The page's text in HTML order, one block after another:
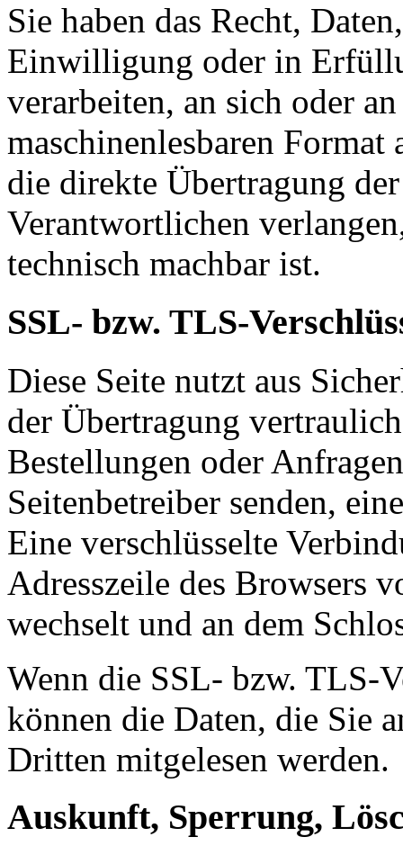
Sie haben das Recht,
Einwilligung oder in
verarbeiten, an sich oder
maschinenlesbaren Format
die direkte Übertragung
Verantwortlichen
technisch machbar ist.
SSL- bzw. TLS-
Diese Seite nutzt aus
der Übertragung
Bestellungen oder
Seitenbetreiber senden,
Eine verschlüsselte
Adresszeile des Browsers
wechselt und an dem
Wenn die SSL- bzw. TLS-
können die Daten, die Sie
Dritten mitgelesen werden.
Auskunft, Sperrung,